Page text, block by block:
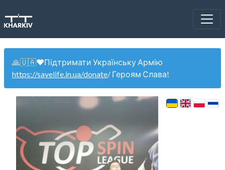
🙏🇺🇦❤️Підтримати Українську Армію
https://savelife.in.ua/donate/ Героям Слава!